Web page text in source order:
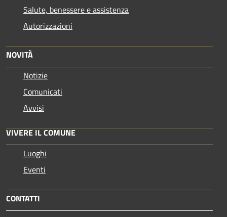
Salute, benessere e assistenza
Autorizzazioni
NOVITÀ
Notizie
Comunicati
Avvisi
VIVERE IL COMUNE
Luoghi
Eventi
CONTATTI